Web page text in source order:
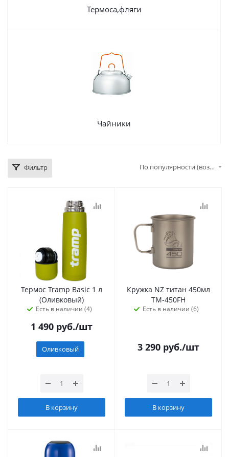
Термоса,фляги
Чайники
Фильтр По популярности (возрастание)
Термос Tramp Basic 1 л
(Оливковый)
Есть в наличии (4)
1 490 руб./шт
Оливковый
В корзину
Кружка NZ титан 450мл
TM-450FH
Есть в наличии (6)
3 290 руб./шт
В корзину